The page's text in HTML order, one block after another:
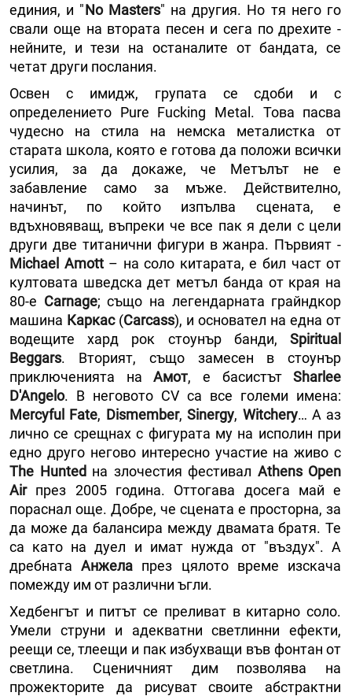
единия, и "No Masters" на другия. Но тя него го
свали още на втората песен и сега по дрехите -
нейните, и тези на останалите от бандата, се
четат други послания.
Освен с имидж, групата се сдоби и с
определението Pure Fucking Metal. Това пасва
чудесно на стила на немска металистка от
старата школа, която е готова да положи всички
усилия, за да докаже, че Метълът не е
забавление само за мъже. Действително,
начинът, по който изпълва сцената, е
вдъхновяващ, въпреки че все пак я дели с цели
други две титанични фигури в жанра. Първият -
Michael Amott– на соло китарата, е бил част от
култовата шведска дет метъл банда от края на
80-е Carnage; също на легендарната грайндкор
машина Каркас (Carcass), и основател на една от
водещите хард рок стоунър банди,Spiritual
Beggars. Вторият, също замесен в стоунър
приключенията наАмот, е басистътSharlee
D'Angelo. В неговото CV са все големи имена:
Mercyful Fate, Dismember,Sinergy, Witchery… А аз
лично се срещнах с фигурата му на исполин при
едно друго негово интересно участие на живо с
The Hunted на злочестия фестивал Athens Open
Airпрез 2005 година. Оттогава досега май е
пораснал още. Добре, че сцената е просторна, за
да може да балансира между двамата братя. Те
са като на дуел и имат нужда от "въздух". А
дребнатаАнжела през цялото време изскача
помежду им от различни ъгли.
Хедбенгът и питът се преливат в китарно соло.
Умели струни и адекватни светлинни ефекти,
реещи се, тлеещи и пак избухващи във фонтан от
светлина. Сценичният дим позволява на
прожекторите да рисуват своите абстрактни